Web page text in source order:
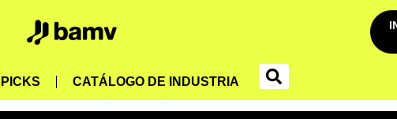
PICKS CATÁLOGO DE INDUSTRIA